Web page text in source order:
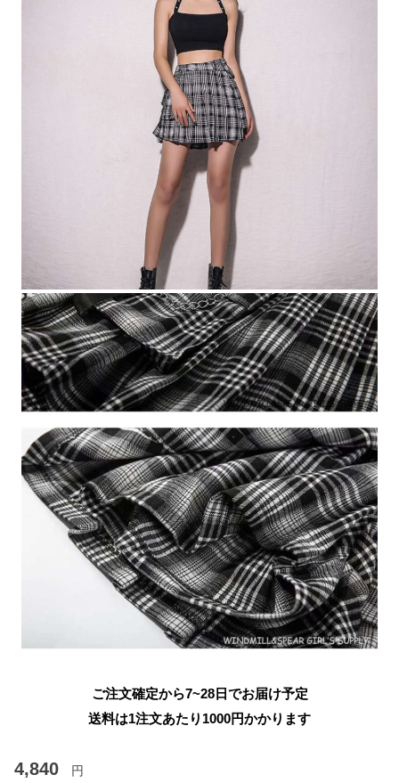
ご注文確定から7~28日でお届け予定
送料は1注文あたり 1000円かかります
4,840 円